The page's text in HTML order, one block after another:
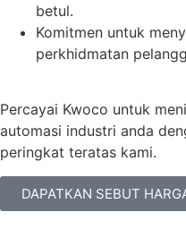
betul.
Komitmen untuk
perkhidmatan
Percayai Kwoco untuk
automasi industri anda
peringkat teratas kami.
DAPATKAN SEBUT